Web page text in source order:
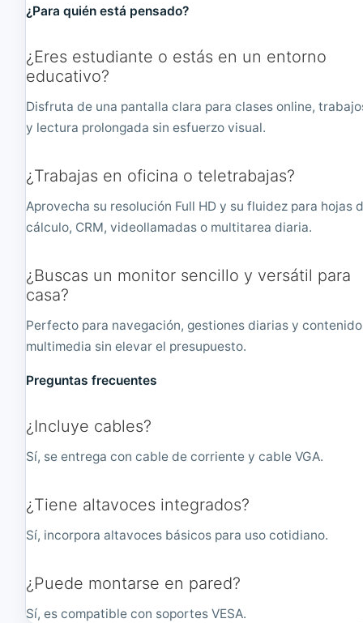
¿Para quién está pensado?
¿Eres estudiante o estás en un entorno
educativo?
Disfruta de una pantalla clara para clases online,
y lectura prolongada sin esfuerzo visual.
¿Trabajas en oficina o teletrabajas?
Aprovecha su resolución Full HD y su fluidez para hojas
cálculo, CRM, videollamadas o multitarea diaria.
¿Buscas un monitor sencillo y versátil para
casa?
Perfecto para navegación, gestiones diarias y contenido
multimedia sin elevar el presupuesto.
Preguntas frecuentes
¿Incluye cables?
Sí, se entrega con cable de corriente y cable VGA.
¿Tiene altavoces integrados?
Sí, incorpora altavoces básicos para uso cotidiano.
¿Puede montarse en pared?
Sí, es compatible con soportes VESA.